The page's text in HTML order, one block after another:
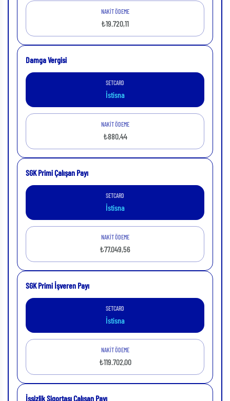
NAKİT ÖDEME
₺19.720,11
Damga Vergisi
SETCARD
İstisna
NAKİT ÖDEME
₺880,44
SGK Primi Çalışan Payı
SETCARD
İstisna
NAKİT ÖDEME
₺77.049,56
SGK Primi İşveren Payı
SETCARD
İstisna
NAKİT ÖDEME
₺119.702,00
İşsizlik Sigortası Çalışan Payı